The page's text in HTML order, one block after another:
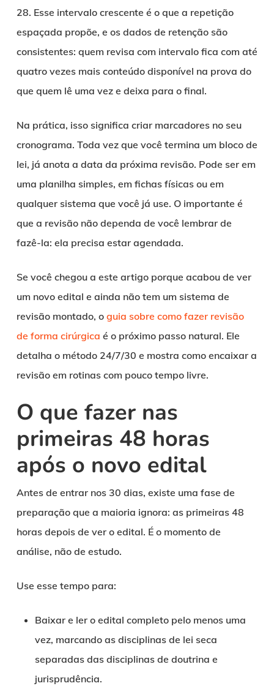
28. Esse intervalo crescente é o que a repetição
espaçada propõe, e os dados de retenção são
consistentes: quem revisa com intervalo fica com até
quatro vezes mais conteúdo disponível na prova do
que quem lê uma vez e deixa para o final.
Na prática, isso significa criar marcadores no seu
cronograma. Toda vez que você termina um bloco de
lei, já anota a data da próxima revisão. Pode ser em
uma planilha simples, em fichas físicas ou em
qualquer sistema que você já use. O importante é
que a revisão não dependa de você lembrar de
fazê-la: ela precisa estar agendada.
Se você chegou a este artigo porque acabou de ver
um novo edital e ainda não tem um sistema de
revisão montado, o guia sobre como fazer revisão
de forma cirúrgica é o próximo passo natural. Ele
detalha o método 24/7/30 e mostra como encaixar a
revisão em rotinas com pouco tempo livre.
O que fazer nas
primeiras 48 horas
após o novo edital
Antes de entrar nos 30 dias, existe uma fase de
preparação que a maioria ignora: as primeiras 48
horas depois de ver o edital. É o momento de
análise, não de estudo.
Use esse tempo para:
Baixar e ler o edital completo pelo menos uma
vez, marcando as disciplinas de lei seca
separadas das disciplinas de doutrina e
jurisprudência.